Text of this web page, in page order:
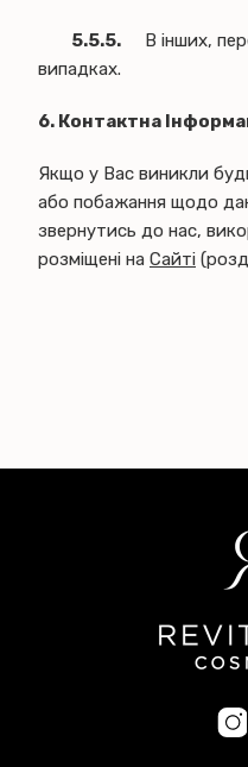
5.5.5. В інших,
випадках.
6. Контактна
Якщо у Вас виникли
або побажання щодо
звернутись до нас,
розміщені на Сайті